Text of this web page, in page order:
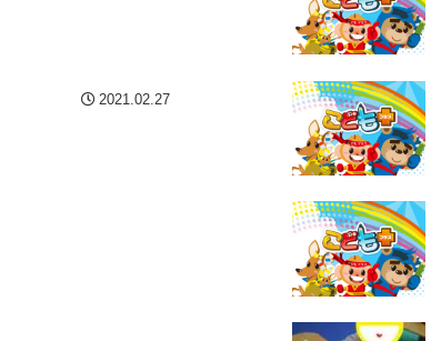
2021.02.27